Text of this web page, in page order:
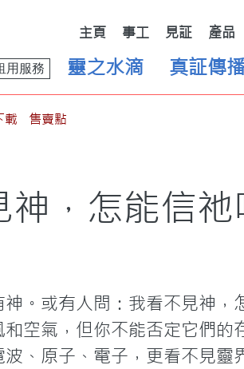
主頁 事工 見証 產品
靈之水滴
用服務 真証傳
載 售賣點
，怎能信祂
。或有人問：我看不見神
空氣，但你不能否定它們
、原子、電子，更看不見靈